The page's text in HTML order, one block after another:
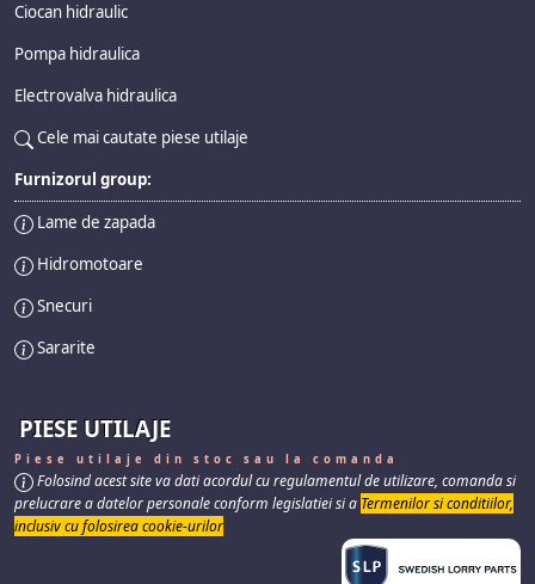
Ciocan hidraulic
Pompa hidraulica
Electrovalva hidraulica
Cele mai cautate piese utilaje
Furnizorul group:
Lame de zapada
Hidromotoare
Snecuri
Sararite
PIESE UTILAJE
Piese utilaje din stoc sau la comanda
Folosind acest site va dati acordul cu regulamentul de utilizare, comanda si
prelucrare a datelor personale conform legislatiei si a Termenilor si conditiilor,
inclusiv cu folosirea cookie-urilor